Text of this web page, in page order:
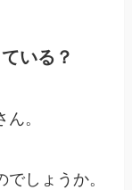
いる？
。
しょうか。